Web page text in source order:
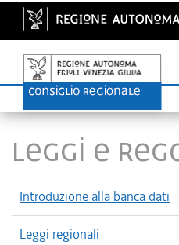
LEGGI E
Introduzione alla banca dati
Leggi regionali